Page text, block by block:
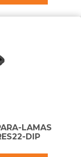
LAMAS
DIP